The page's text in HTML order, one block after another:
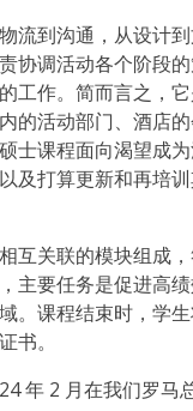
流到沟通，从设计
协调活动各个阶段
工作。简而言之，
的活动部门、酒店
士课程面向渴望成
及打算更新和再培
互关联的模块组成
主要任务是促进高绩
。课程结束时，学
书。
年 2 月在我们罗马